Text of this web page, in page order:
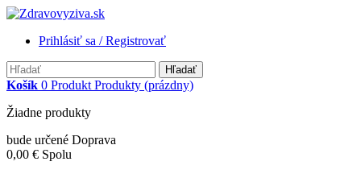
Prihlásiť sa / Registrovať
Hľadať
Košík 0 Produkt Produkty (prázdny)
Žiadne produkty
bude určené Doprava
0,00 € Spolu